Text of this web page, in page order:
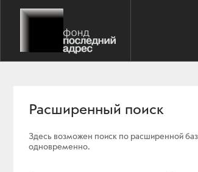
Расширенный поиск
Здесь возможен поиск по расширенной
одновременно.